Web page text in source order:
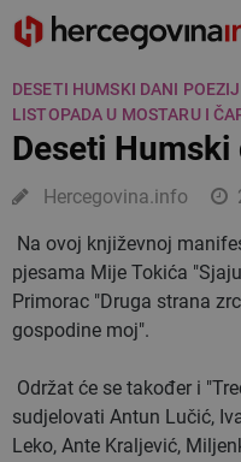
DESETI HUMSKI DANI
LISTOPADA U MOSTARU I
Deseti
Hercegovina.info
Na ovoj književnoj
pjesama Mije Tokića
Primorac "Druga strana
gospodine moj".
Održat će se također i
sudjelovati Antun Lučić,
Leko, Ante Kraljević,